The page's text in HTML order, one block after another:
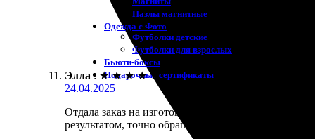
Пазлы магнитные
Одежда с Фото
Футболки детские
Футболки для взрослых
Бьюти-боксы
Подарочные сертификаты
Элла : ★ ★ ★ ★ ★
24.04.2025
Отдала заказ на изготовление пазлов. Процесс
результатом, точно обращусь снова.